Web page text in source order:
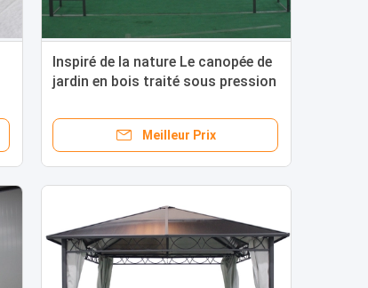
Inspiré de la nature Le canopée de
jardin en bois traité sous pression
Meilleur Prix